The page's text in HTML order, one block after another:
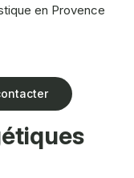
en Provence